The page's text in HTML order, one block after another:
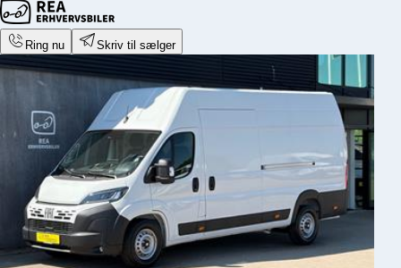
Ring nu Skriv til sælger